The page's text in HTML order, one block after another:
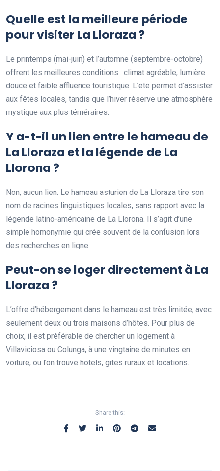
Quelle est la meilleure période
pour visiter La Lloraza ?
Le printemps (mai-juin) et l’automne (septembre-octobre)
offrent les meilleures conditions : climat agréable, lumière
douce et faible affluence touristique. L’été permet d’assister
aux fêtes locales, tandis que l’hiver réserve une atmosphère
mystique aux plus téméraires.
Y a-t-il un lien entre le hameau de
La Lloraza et la légende de La
Llorona ?
Non, aucun lien. Le hameau asturien de La Lloraza tire son
nom de racines linguistiques locales, sans rapport avec la
légende latino-américaine de La Llorona. Il s’agit d’une
simple homonymie qui crée souvent de la confusion lors
des recherches en ligne.
Peut-on se loger directement à La
Lloraza ?
L’offre d’hébergement dans le hameau est très limitée, avec
seulement deux ou trois maisons d’hôtes. Pour plus de
choix, il est préférable de chercher un logement à
Villaviciosa ou Colunga, à une vingtaine de minutes en
voiture, où l’on trouve hôtels, gîtes ruraux et locations.
Share this: